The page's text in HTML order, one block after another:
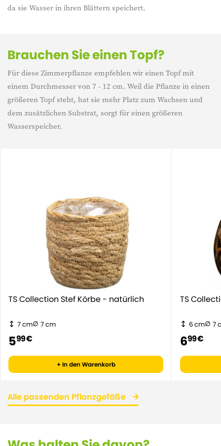
da sie Wasser in ihren Blättern speichert.
Brauchen Sie einen Topf?
Für diese Zimmerpflanze empfehlen wir einen Topf mit
einem Durchmesser von 7 - 12 cm. Weil die Pflanze in einen
größeren Topf steht, hat sie mehr Platz zum Wachsen und
dem zusätzlichen Substrat, sorgt für einen größeren
Wasserspeicher.
TS Collection Stef Körbe - natürlich
7 cm 7 cm
599 €
+ In den Warenkorb
TS
6 cm 7
699 €
Alle passenden Pflanzgefäße